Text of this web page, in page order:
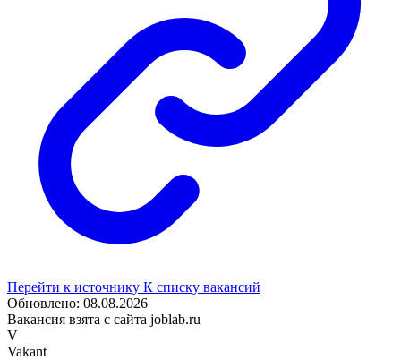
Перейти к источнику К списку вакансий
Обновлено: 08.08.2026
Вакансия взята с сайта joblab.ru
V
Vakant